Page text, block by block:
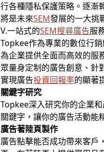
行各種隱私保護策略。逐漸
將是未來SEM發展的一大挑
V.一站式的SEM搜尋廣告服
Topkee作為專業的數位行
為企業提供全面而高效的服
眾量身定制的廣告創意、針
實現廣告投資回報率的顯著
關鍵字研究
Topkee深入研究你的企業
關鍵字，讓你的廣告活動能
廣告著陸頁製作
廣告點擊能否成功帶來客戶